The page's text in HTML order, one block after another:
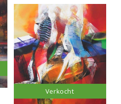
Verkocht